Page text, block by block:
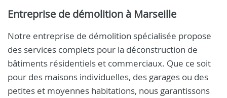
Entreprise de démolition à Marseille
Notre entreprise de démolition spécialisée propose
des services complets pour la déconstruction de
bâtiments résidentiels et commerciaux. Que ce soit
pour des maisons individuelles, des garages ou des
petites et moyennes habitations, nous garantissons